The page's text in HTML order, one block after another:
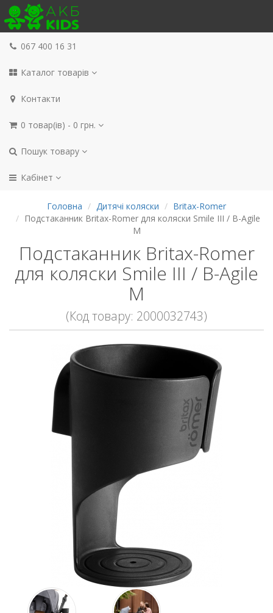
067 400 16 31
Каталог товарів
Контакти
0 товар(ів) - 0 грн.
Пошук товару
Кабінет
Головна Дитячі коляски
Britax-Romer
Подстаканник Britax-Romer для коляски Smile III / B-Agile
M
Подстаканник Britax-Romer
для коляски Smile III / B-Agile
M
(Код товару: 2000032743)